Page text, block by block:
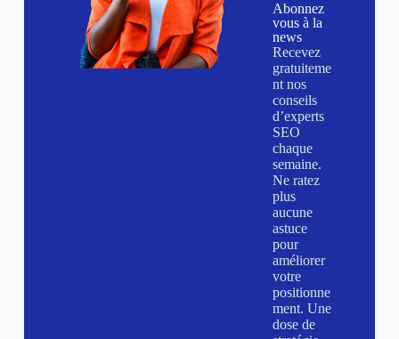
Abonnez
vous à la
news
Recevez
gratuiteme
nt nos
conseils
d’experts
SEO
chaque
semaine.
Ne ratez
plus
aucune
astuce
pour
améliorer
votre
positionne
ment. Une
dose de